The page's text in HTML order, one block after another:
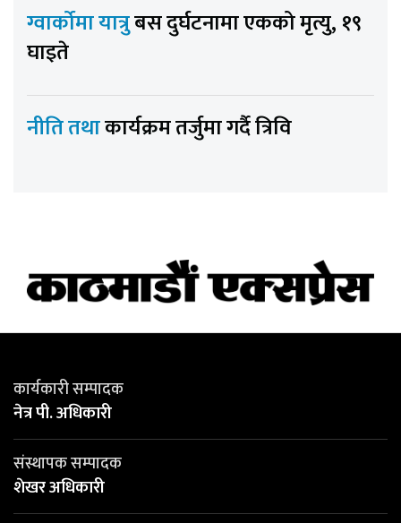
ग्वार्कोमा यात्रुबस दुर्घटनामा एकको मृत्यु, १९
घाइते
नीति तथाकार्यक्रम तर्जुमा गर्दै त्रिवि
कार्यकारी सम्पादक
नेत्र पी. अधिकारी
संस्थापक सम्पादक
शेखर अधिकारी